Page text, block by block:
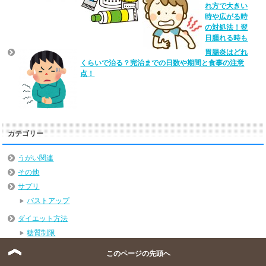
れ方で大きい
時や広がる時
の対処法！翌
日腫れる時も
胃腸炎はどれ
くらいで治る？完治までの日数や期間と食事の注意
点！
カテゴリー
うがい関連
その他
サプリ
バストアップ
ダイエット方法
糖質制限
ハーブ
このページの先頭へ